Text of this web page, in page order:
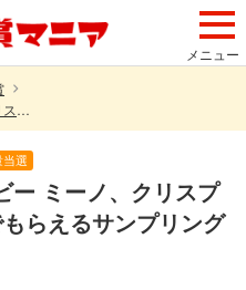
メニュー
東京・大阪限定！カルビー ミーノ、クリスプが先着2万名様に無料でもらえるサンプリングイベント
選
ー ミーノ、クリスプ
らえるサンプリング